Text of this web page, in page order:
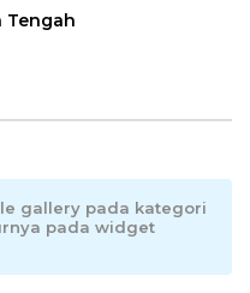
Tengah
gallery pada kategori
pada widget